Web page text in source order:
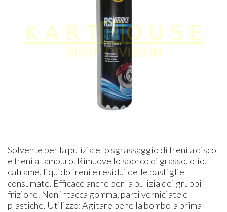
Solvente per la pulizia e lo sgrassaggio di freni a disco
e freni a tamburo. Rimuove lo sporco di grasso, olio,
catrame, liquido freni e residui delle pastiglie
consumate. Efficace anche per la pulizia dei gruppi
frizione. Non intacca gomma, parti verniciate e
plastiche. Utilizzo: Agitare bene la bombola prima